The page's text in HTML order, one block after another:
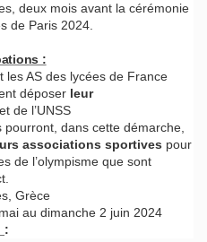
deux mois avant la cérémonie
de Paris 2024.
:
les AS des lycées de France
déposer leur
de l’UNSS
pourront, dans cette démarche,
associations sportives pour
de l’olympisme que sont
Grèce
au dimanche 2 juin 2024
: